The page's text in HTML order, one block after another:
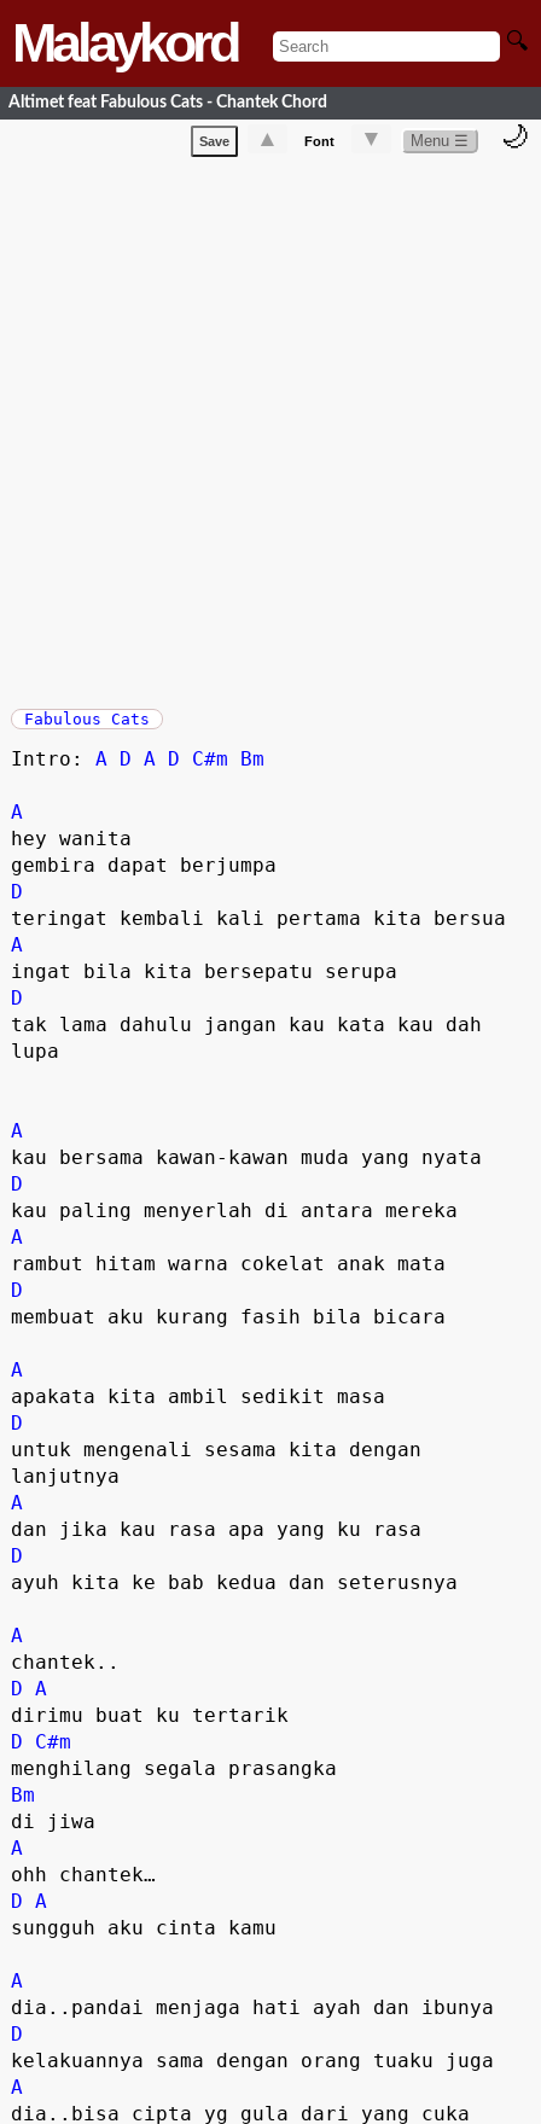
Malaykord 🔍
Altimet feat Fabulous Cats - Chantek Chord
Save ▲ Font ▼ Menu ☰ 🌙
Fabulous Cats
Intro: A D A D C#m Bm
A
hey wanita
gembira dapat berjumpa
D
teringat kembali kali pertama kita bersua
A
ingat bila kita bersepatu serupa
D
tak lama dahulu jangan kau kata kau dah
lupa
A
kau bersama kawan-kawan muda yang nyata
D
kau paling menyerlah di antara mereka
A
rambut hitam warna cokelat anak mata
D
membuat aku kurang fasih bila bicara
A
apakata kita ambil sedikit masa
D
untuk mengenali sesama kita dengan
lanjutnya
A
dan jika kau rasa apa yang ku rasa
D
ayuh kita ke bab kedua dan seterusnya
A
chantek..
D A
dirimu buat ku tertarik
D
C#m
menghilang segala prasangka
Bm
di jiwa
A
ohh chantek…
D A
sungguh aku cinta kamu
A
dia..pandai menjaga hati ayah dan ibunya
D
kelakuannya sama dengan orang tuaku juga
A
dia..bisa cipta yg gula dari yang cuka